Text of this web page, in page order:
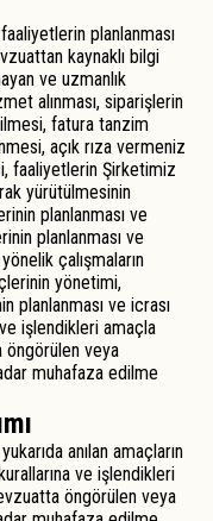
planlanması
kaynaklı bilgi
ve uzmanlık
alınması, siparişlerin
fatura tanzim
açık rıza vermeniz
faaliyetlerin Şirketimiz
yürütülmesinin
planlanması ve
planlanması ve
çalışmaların
yönetimi,
planlanması ve icrası
işlendikleri amaçla
öngörülen veya
muhafaza edilme
anılan amaçların
ve işlendikleri
öngörülen veya